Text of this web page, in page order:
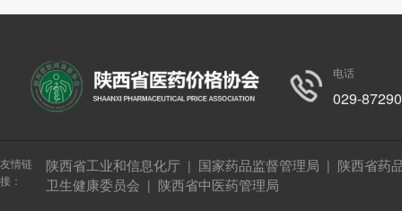
电话
029-
友情链
接：
陕西省工业和信息化厅 | 国家药品监督管理局 | 陕西省药
卫生健康委员会 | 陕西省中医药管理局